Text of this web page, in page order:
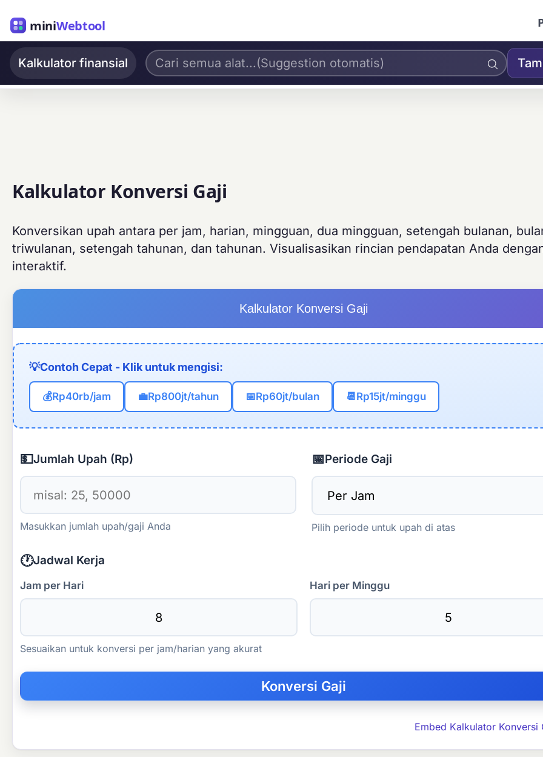
miniWebtool
Kalkulator finansial
Kalkulator Konversi Gaji
Konversikan upah antara per jam, harian, mingguan, dua mingguan, setengah bulanan,
triwulanan, setengah tahunan, dan tahunan. Visualisasikan rincian pendapatan Anda
interaktif.
Kalkulator Konversi Gaji
💡Contoh Cepat - Klik untuk mengisi:
💰Rp40rb/jam 💼Rp800jt/tahun 📅Rp60jt/bulan 📆 Rp15jt/minggu
💵Jumlah Upah (Rp)
Masukkan jumlah upah/gaji Anda
📅Periode Gaji
Pilih periode untuk upah di atas
🕐Jadwal Kerja
Jam per Hari Hari per Minggu
Sesuaikan untuk konversi per jam/harian yang akurat
Embed Kalkulator Konversi